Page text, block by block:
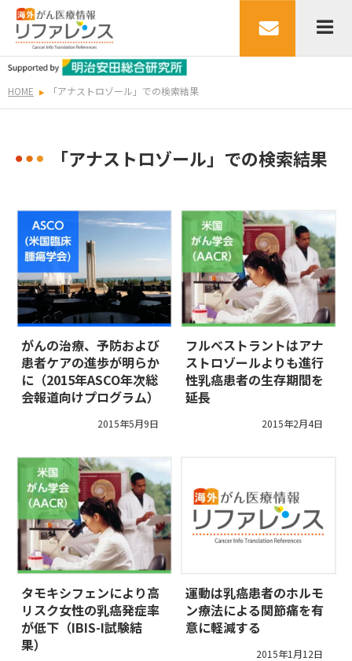
HOME 「アナストロゾール」での検索結果
「アナストロゾール」での検索結果
がんの治療、予防および
患者ケアの進歩が明らか
に（2015年ASCO年次総
会報道向けプログラム）
2015年5月9日
フルベストラントはアナ
ストロゾールよりも進行
性乳癌患者の生存期間を
延長
2015年2月4日
タモキシフェンにより高
リスク女性の乳癌発症率
が低下（IBIS-I試験結
果）
運動は乳癌患者のホルモ
ン療法による関節痛を有
意に軽減する
2015年1月12日